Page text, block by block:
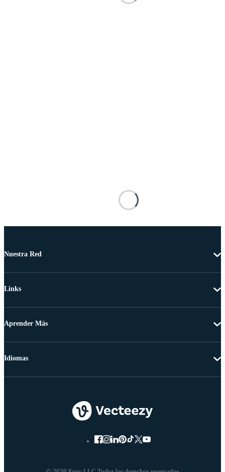
Nuestra Red
Links
Aprender Más
Idiomas